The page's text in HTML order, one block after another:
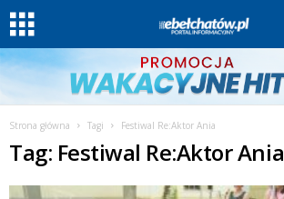
Strona główna Tagi Festiwal Re:Aktor Ania
Tag: Festiwal Re:Aktor Ania